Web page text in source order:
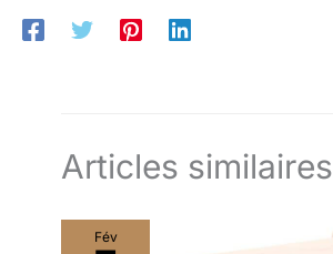
Articles similaires
Fév